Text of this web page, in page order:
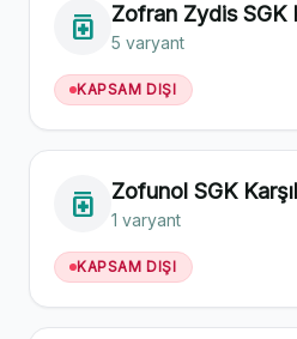
medication Zofran Zydis SGK
5 varyant
KAPSAM DIŞI
medication Zofunol SGK
1 varyant
KAPSAM DIŞI